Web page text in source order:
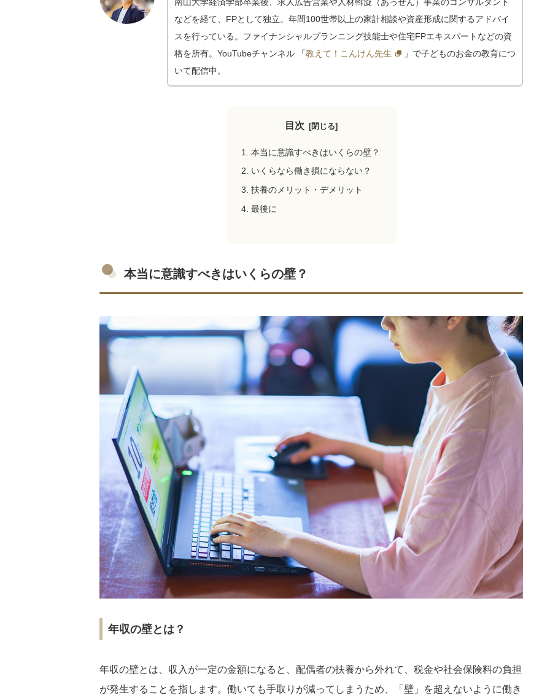
などを経て、FPとして独立。年間100世帯以上の家計相談や資産形成に関するアドバイ
スを行っている。ファイナンシャルプランニング技能士や住宅FPエキスパートなどの資
格を所有。YouTubeチャンネル 「教えて！こんけん先生
」で子どものお金の教育につ
いて配信中。
目次
本当に意識すべきはいくらの壁？
いくらなら働き損にならない？
扶養のメリット・デメリット
最後に
本当に意識すべきはいくらの壁？
年収の壁とは？
年収の壁とは、収入が一定の金額になると、配偶者の扶養から外れて、税金や社会保険料の負担
が発生することを指します。働いても手取りが減ってしまうため、「壁」を超えないように働き